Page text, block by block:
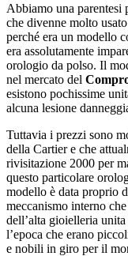
Abbiamo una parentesi
che divenne molto
perché era un modello
era assolutamente
orologio da polso. Il
nel mercato del
esistono pochissime
alcuna lesione
Tuttavia i prezzi sono
della Cartier e che
rivisitazione 2000 per
questo particolare
modello è data proprio
meccanismo interno
dell’alta gioielleria
l’epoca che erano
e nobili in giro per il